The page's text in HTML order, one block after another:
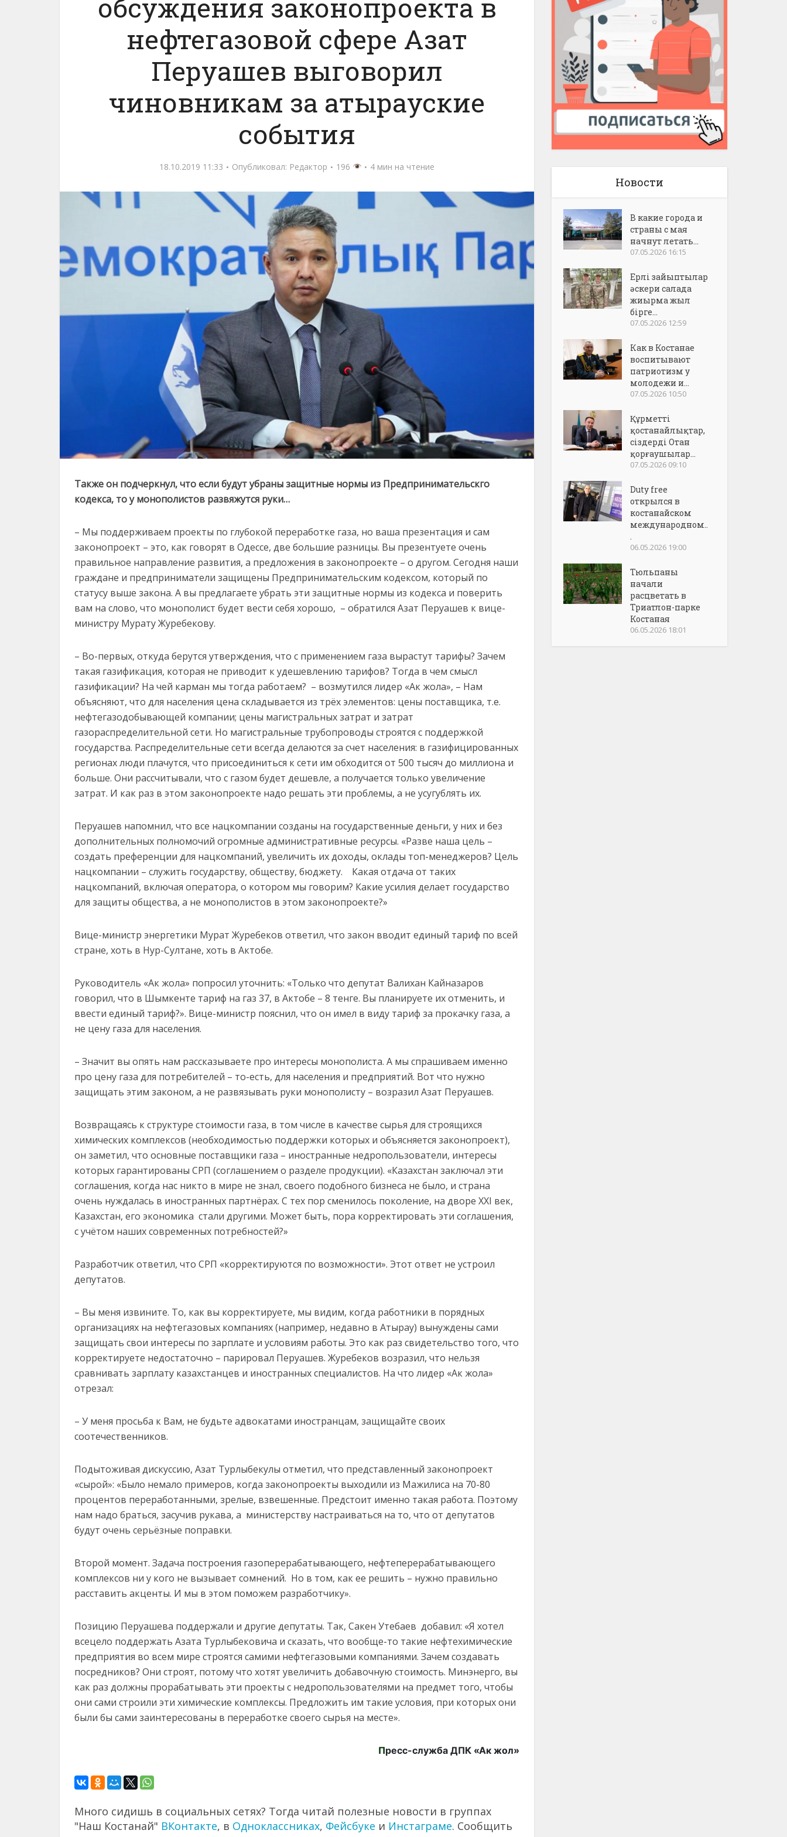
обсуждения законопроекта в
нефтегазовой сфере Азат
Перуашев выговорил
чиновникам за атырауские
события
18.10.2019 11:33 Опубликовал: Редактор 196 4 мин на чтение
Также он подчеркнул, что если будут убраны защитные нормы из Предпринимательскго
кодекса, то у монополистов развяжутся руки…
– Мы поддерживаем проекты по глубокой переработке газа, но ваша презентация и сам
законопроект – это, как говорят в Одессе, две большие разницы. Вы презентуете очень
правильное направление развития, а предложения в законопроекте – о другом. Сегодня наши
граждане и предприниматели защищены Предпринимательским кодексом, который по
статусу выше закона. А вы предлагаете убрать эти защитные нормы из кодекса и поверить
вам на слово, что монополист будет вести себя хорошо, – обратился Азат Перуашев к вице-
министру Мурату Журебекову.
– Во-первых, откуда берутся утверждения, что с применением газа вырастут тарифы? Зачем
такая газификация, которая не приводит к удешевлению тарифов? Тогда в чем смысл
газификации? На чей карман мы тогда работаем? – возмутился лидер «Ак жола», – Нам
объясняют, что для населения цена складывается из трёх элементов: цены поставщика, т.е.
нефтегазодобывающей компании; цены магистральных затрат и затрат
газораспределительной сети. Но магистральные трубопроводы строятся с поддержкой
государства. Распределительные сети всегда делаются за счет населения: в газифицированных
регионах люди плачутся, что присоединиться к сети им обходится от 500 тысяч до миллиона и
больше. Они рассчитывали, что с газом будет дешевле, а получается только увеличение
затрат. И как раз в этом законопроекте надо решать эти проблемы, а не усугублять их.
Перуашев напомнил, что все нацкомпании созданы на государственные деньги, у них и без
дополнительных полномочий огромные административные ресурсы. «Разве наша цель –
создать преференции для нацкомпаний, увеличить их доходы, оклады топ-менеджеров? Цель
нацкомпании – служить государству, обществу, бюджету. Какая отдача от таких
нацкомпаний, включая оператора, о котором мы говорим? Какие усилия делает государство
для защиты общества, а не монополистов в этом законопроекте?»
Вице-министр энергетики Мурат Журебеков ответил, что закон вводит единый тариф по всей
стране, хоть в Нур-Султане, хоть в Актобе.
Руководитель «Ак жола» попросил уточнить: «Только что депутат Валихан Кайназаров
говорил, что в Шымкенте тариф на газ 37, в Актобе – 8 тенге. Вы планируете их отменить, и
ввести единый тариф?». Вице-министр пояснил, что он имел в виду тариф за прокачку газа, а
не цену газа для населения.
– Значит вы опять нам рассказываете про интересы монополиста. А мы спрашиваем именно
про цену газа для потребителей – то-есть, для населения и предприятий. Вот что нужно
защищать этим законом, а не развязывать руки монополисту – возразил Азат Перуашев.
Возвращаясь к структуре стоимости газа, в том числе в качестве сырья для строящихся
химических комплексов (необходимостью поддержки которых и объясняется законопроект),
он заметил, что основные поставщики газа – иностранные недропользователи, интересы
которых гарантированы СРП (соглашением о разделе продукции). «Казахстан заключал эти
соглашения, когда нас никто в мире не знал, своего подобного бизнеса не было, и страна
очень нуждалась в иностранных партнёрах. С тех пор сменилось поколение, на дворе XXI век,
Казахстан, его экономика стали другими. Может быть, пора корректировать эти соглашения,
с учётом наших современных потребностей?»
Разработчик ответил, что СРП «корректируются по возможности». Этот ответ не устроил
депутатов.
– Вы меня извините. То, как вы корректируете, мы видим, когда работники в порядных
организациях на нефтегазовых компаниях (например, недавно в Атырау) вынуждены сами
защищать свои интересы по зарплате и условиям работы. Это как раз свидетельство того, что
корректируете недостаточно – парировал Перуашев. Журебеков возразил, что нельзя
сравнивать зарплату казахстанцев и иностранных специалистов. На что лидер «Ак жола»
отрезал:
– У меня просьба к Вам, не будьте адвокатами иностранцам, защищайте своих
соотечественников.
Подытоживая дискуссию, Азат Турлыбекулы отметил, что представленный законопроект
«сырой»: «Было немало примеров, когда законопроекты выходили из Мажилиса на 70-80
процентов переработанными, зрелые, взвешенные. Предстоит именно такая работа. Поэтому
нам надо браться, засучив рукава, а министерству настраиваться на то, что от депутатов
будут очень серьёзные поправки.
Второй момент. Задача построения газоперерабатывающего, нефтеперерабатывающего
комплексов ни у кого не вызывает сомнений. Но в том, как ее решить – нужно правильно
расставить акценты. И мы в этом поможем разработчику».
Позицию Перуашева поддержали и другие депутаты. Так, Сакен Утебаев добавил: «Я хотел
всецело поддержать Азата Турлыбековича и сказать, что вообще-то такие нефтехимические
предприятия во всем мире строятся самими нефтегазовыми компаниями. Зачем создавать
посредников? Они строят, потому что хотят увеличить добавочную стоимость. Минэнерго, вы
как раз должны прорабатывать эти проекты с недропользователями на предмет того, чтобы
они сами строили эти химические комплексы. Предложить им такие условия, при которых они
были бы сами заинтересованы в переработке своего сырья на месте».
Пресс-служба ДПК «Ак жол»
Много сидишь в социальных сетях? Тогда читай полезные новости в группах
"Наш Костанай" ВКонтакте, в Одноклассниках, Фейсбуке и Инстаграме. Сообщить
Новости
В какие города и
страны с мая
начнут летать...
07.05.2026 16:15
Ерлі зайыптылар
әскери салада
жиырма жыл
бірге...
07.05.2026 12:59
Как в Костанае
воспитывают
патриотизм у
молодежи и...
07.05.2026 10:50
Құрметті
қостанайлықтар,
сіздерді Отан
қорғаушылар...
07.05.2026 09:10
Duty free
открылся в
костанайском
международном..
.
06.05.2026 19:00
Тюльпаны
начали
расцветать в
Триатлон-парке
Костаная
06.05.2026 18:01